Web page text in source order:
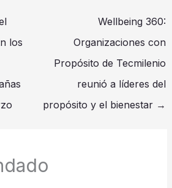
los
Wellbeing 360:
Organizaciones con
Propósito de Tecmilenio
reunió a líderes del
propósito y el bienestar →